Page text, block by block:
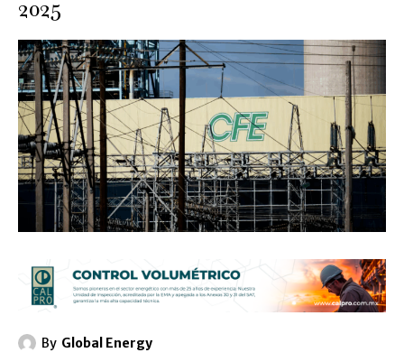
2025
By Global Energy